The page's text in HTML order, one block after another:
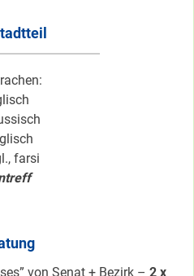
farsi
von Senat + Bezirk – 2 x